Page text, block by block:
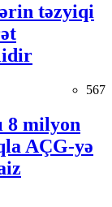
təzyiqi
567
8 milyon
AÇG-yə